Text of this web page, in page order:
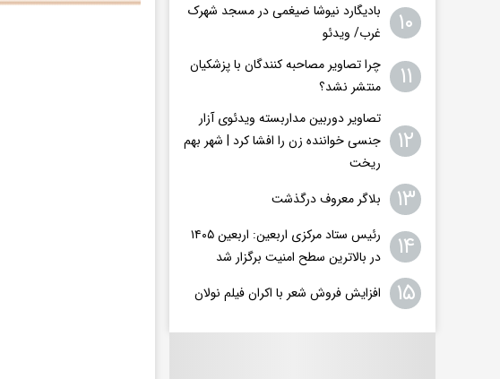
۱۰
بادیگارد نیوشا ضیغمی در مسجد شهرک
غرب/ ویدئو
۱۱
چرا تصاویر مصاحبه کنندگان با پزشکیان
منتشر نشد؟
۱۲
تصاویر دوربین مداربسته ویدئوی آزار
جنسی خواننده زن را افشا کرد | شهر بهم
ریخت
۱۳ بلاگر معروف درگذشت
۱۴
رئیس ستاد مرکزی اربعین: اربعین ۱۴۰۵
در بالاترین سطح امنیت برگزار شد
۱۵ افزایش فروش شعر با اکران فیلم نولان